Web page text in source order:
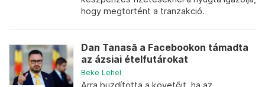
hogy megtörtént a tranzakció.
Dan Tanasă a Facebookon támadta
az ázsiai ételfutárokat
Beke Lehel
Arra buzdította a követőit, ha az